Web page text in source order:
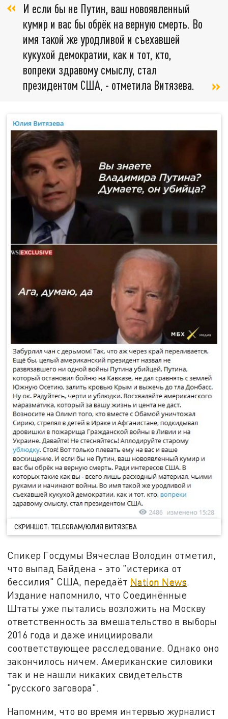
И если бы не Путин, ваш новоявленный
кумир и вас бы обрёк на верную смерть. Во
имя такой же уродливой и съехавшей
кукухой демократии, как и тот, кто,
вопреки здравому смыслу, стал
президентом США, - отметила Витязева.
СКРИНШОТ: TELEGRAM/ЮЛИЯ ВИТЯЗЕВА
Спикер Госдумы Вячеслав Володин отметил,
что выпад Байдена - это "истерика от
бессилия" США, передаёт Nation News.
Издание напомнило, что Соединённые
Штаты уже пытались возложить на Москву
ответственность за вмешательство в выборы
2016 года и даже инициировали
соответствующее расследование. Однако оно
закончилось ничем. Американские силовики
так и не нашли никаких свидетельств
"русского заговора".
Напомним, что во время интервью журналист